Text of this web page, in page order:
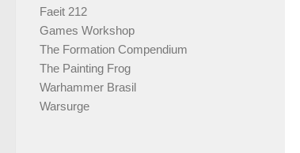
Faeit 212
Games Workshop
The Formation Compendium
The Painting Frog
Warhammer Brasil
Warsurge